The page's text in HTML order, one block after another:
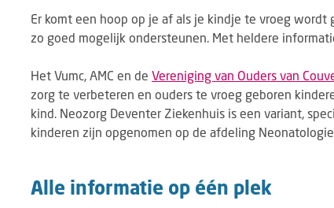
Er komt een hoop op je af als je kindje te vroeg
zo goed mogelijk ondersteunen. Met heldere
Het Vumc, AMC en de Vereniging van Ouders van
zorg te verbeteren en ouders te vroeg geboren
kind. Neozorg Deventer Ziekenhuis is een variant,
kinderen zijn opgenomen op de afdeling
Alle informatie op één plek